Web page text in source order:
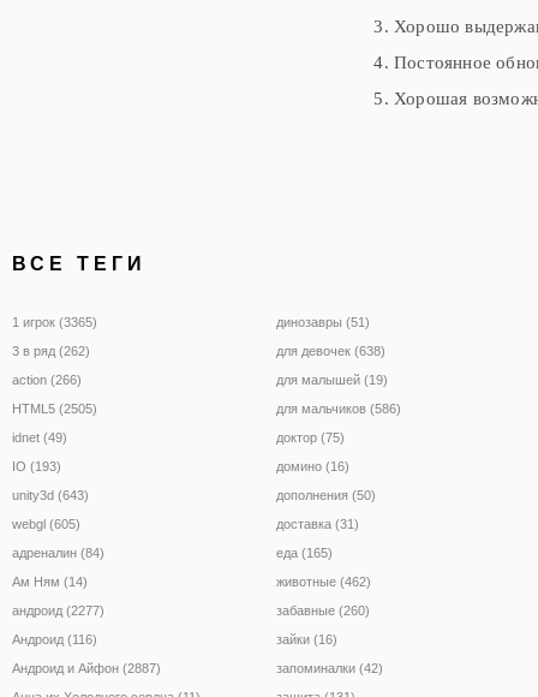
Хорошо
Постоянное
Хорошая
ВСЕ ТЕГИ
1 игрок (3365)
3 в ряд (262)
action (266)
HTML5 (2505)
idnet (49)
IO (193)
unity3d (643)
webgl (605)
адреналин (84)
Ам Ням (14)
андроид (2277)
Андроид (116)
Андроид и Айфон (2887)
динозавры (51)
для девочек (638)
для малышей (19)
для мальчиков (586)
доктор (75)
домино (16)
дополнения (50)
доставка (31)
еда (165)
животные (462)
забавные (260)
зайки (16)
запоминалки (42)